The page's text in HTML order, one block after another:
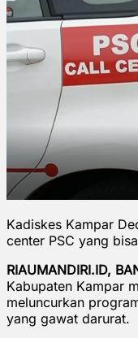
Kadiskes Kampar
center PSC yang
RIAUMANDIRI.ID,
Kabupaten Kampar
meluncurkan
yang gawat darurat.